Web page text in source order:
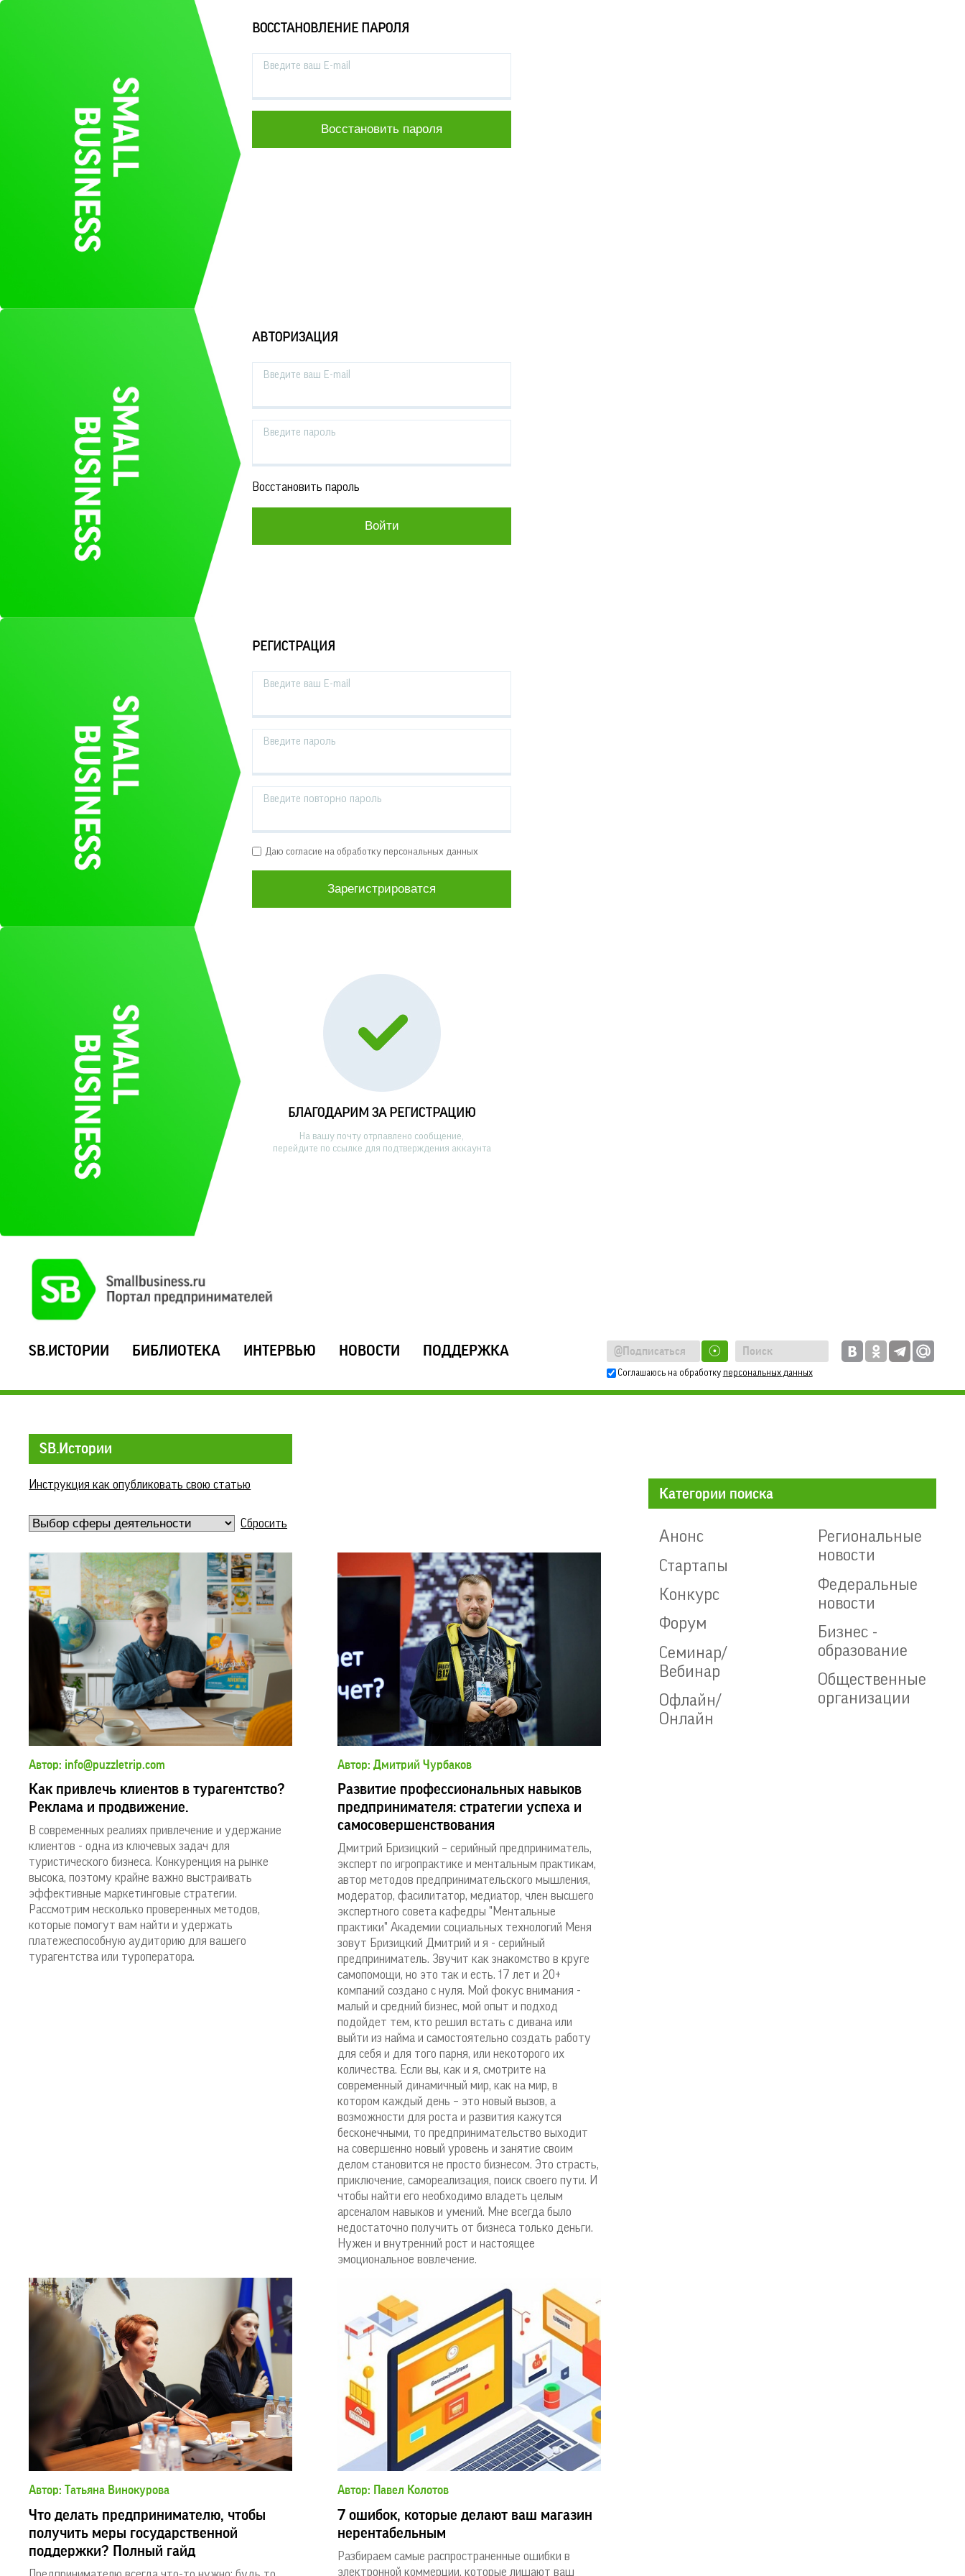
ВОССТАНОВЛЕНИЕ ПАРОЛЯ
Введите ваш E-mail
АВТОРИЗАЦИЯ
Введите ваш E-mail
Введите пароль
Восстановить пароль
РЕГИСТРАЦИЯ
Введите ваш E-mail
Введите пароль
Введите повторно пароль
Даю согласие на обработку персональных данных
БЛАГОДАРИМ ЗА РЕГИСТРАЦИЮ
На вашу почту отрпавлено сообщение,
перейдите по ссылке для подтверждения аккаунта
SB.ИСТОРИИ БИБЛИОТЕКА ИНТЕРВЬЮ НОВОСТИ ПОДДЕРЖКА ☉
Соглашаюсь на обработку персональных данных
SB.Истории
Инструкция как опубликовать свою статью
Сбросить
Автор: info@puzzletrip.com
Как привлечь клиентов в турагентство?
Реклама и продвижение.
В современных реалиях привлечение и удержание
клиентов - одна из ключевых задач для
туристического бизнеса. Конкуренция на рынке
высока, поэтому крайне важно выстраивать
эффективные маркетинговые стратегии.
Рассмотрим несколько проверенных методов,
которые помогут вам найти и удержать
платежеспособную аудиторию для вашего
турагентства или туроператора.
Автор: Дмитрий Чурбаков
Развитие профессиональных навыков
предпринимателя: стратегии успеха и
самосовершенствования
Дмитрий Бризицкий – серийный предприниматель,
эксперт по игропрактике и ментальным практикам,
автор методов предпринимательского мышления,
модератор, фасилитатор, медиатор, член высшего
экспертного совета кафедры "Ментальные
практики" Академии социальных технологий Меня
зовут Бризицкий Дмитрий и я - серийный
предприниматель. Звучит как знакомство в круге
самопомощи, но это так и есть. 17 лет и 20+
компаний создано с нуля. Мой фокус внимания -
малый и средний бизнес, мой опыт и подход
подойдет тем, кто решил встать с дивана или
выйти из найма и самостоятельно создать работу
для себя и для того парня, или некоторого их
количества. Если вы, как и я, смотрите на
современный динамичный мир, как на мир, в
котором каждый день – это новый вызов, а
возможности для роста и развития кажутся
бесконечными, то предпринимательство выходит
на совершенно новый уровень и занятие своим
делом становится не просто бизнесом. Это страсть,
приключение, самореализация, поиск своего пути. И
чтобы найти его необходимо владеть целым
арсеналом навыков и умений. Мне всегда было
недостаточно получить от бизнеса только деньги.
Нужен и внутренний рост и настоящее
эмоциональное вовлечение.
Автор: Татьяна Винокурова
Что делать предпринимателю, чтобы
получить меры государственной
поддержки? Полный гайд
Автор: Павел Колотов
7 ошибок, которые делают ваш магазин
нерентабельным
Разбираем самые распространенные ошибки в
электронной коммерции, которые лишают ваш
Категории поиска
Анонс
Стартапы
Конкурс
Форум
Семинар/
Вебинар
Офлайн/
Онлайн
Региональные
новости
Федеральные
новости
Бизнес -
образование
Общественные
организации